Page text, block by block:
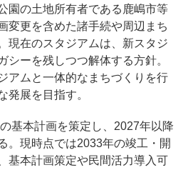
園の土地所有者である鹿嶋市等
変更を含めた諸手続や周辺まち
現在のスタジアムは、新スタジ
シーを残しつつ解体する方針。
アムと一体的なまちづくりを行
発展を目指す。
基本計画を策定し、2027年以降
。現時点では2033年の竣工・開
基本計画策定や民間活力導入可